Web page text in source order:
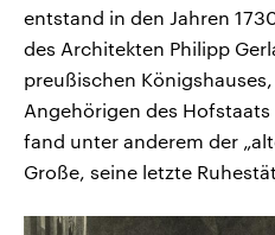
entstand in den Jahren
des Architekten Philipp
preußischen
Angehörigen des
fand unter anderem der
Große, seine letzte